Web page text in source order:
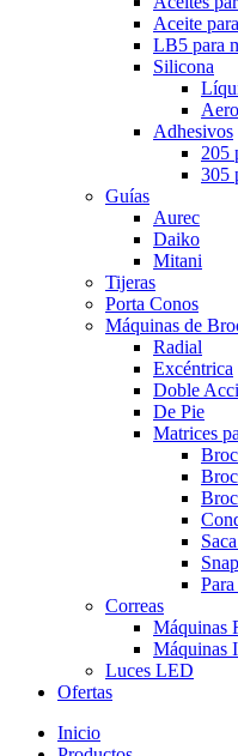
Aceite
LB5 para
Silicona
Adhesivos
205
305
Guías
Aurec
Daiko
Mitani
Tijeras
Porta Conos
Máquinas de
Radial
Excéntrica
Doble
De Pie
Matrices
Snap
Correas
Máquinas
Máquinas
Luces LED
Ofertas
Inicio